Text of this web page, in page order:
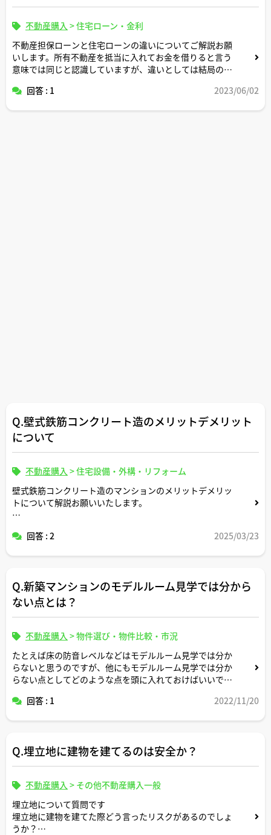
不動産購入 >住宅ローン・金利
不動産担保ローンと住宅ローンの違いについてご解説お願
いします。所有不動産を抵当に入れてお金を借りると言う
意味では同じと認識していますが、違いとしては結局のと
回答 : 1 2023/06/02
Q.壁式鉄筋コンクリート造のメリットデメリット
について
不動産購入 >住宅設備・外構・リフォーム
壁式鉄筋コンクリート造のマンションのメリットデメリッ
トについて解説お願いいたします。
性はいかがな感じでしょうか。
回答 : 2 2025/03/23
Q.新築マンションのモデルルーム見学では分から
ない点とは？
不動産購入 >物件選び・物件比較・市況
たとえば床の防音レベルなどはモデルルーム見学では分か
らないと思うのですが、他にもモデルルーム見学では分か
らない点としてどのような点を頭に入れておけばいいでし
回答 : 1 2022/11/20
Q.埋立地に建物を建てるのは安全か？
不動産購入 > その他不動産購入一般
埋立地について質問です
埋立地に建物を建てた際どう言ったリスクがあるのでしょ
うか？